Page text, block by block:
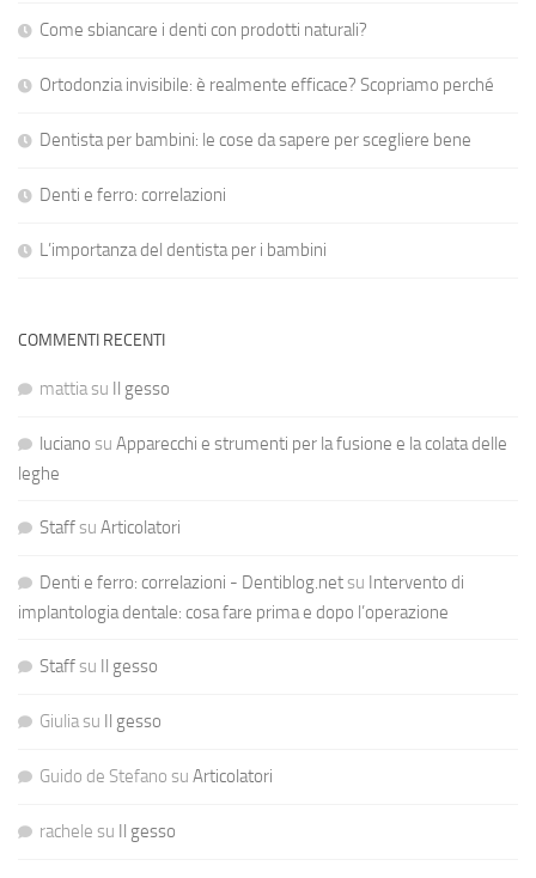
Come sbiancare i denti con prodotti naturali?
Ortodonzia invisibile: è realmente efficace? Scopriamo perché
Dentista per bambini: le cose da sapere per scegliere bene
Denti e ferro: correlazioni
L’importanza del dentista per i bambini
COMMENTI RECENTI
mattiasu Il gesso
luciano su Apparecchi e strumenti per la fusione e la colata delle
leghe
Staffsu Articolatori
Denti e ferro: correlazioni - Dentiblog.netsu Intervento di
implantologia dentale: cosa fare prima e dopo l’operazione
Staffsu Il gesso
Giuliasu Il gesso
Guido de Stefano su Articolatori
rachele su Il gesso